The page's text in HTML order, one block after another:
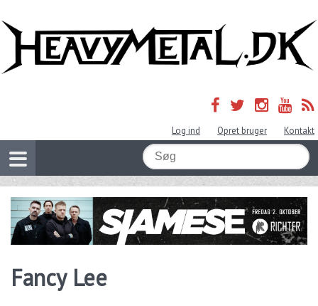
Log ind Opret bruger Kontakt
Fancy Lee